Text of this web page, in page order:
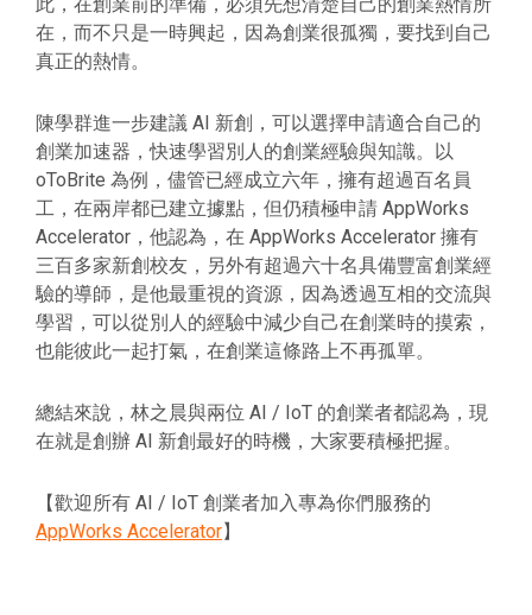
在，而不只是一時興起，因為創業很孤獨，要找到自己
真正的熱情。
陳學群進一步建議 AI 新創，可以選擇申請適合自己的
創業加速器，快速學習別人的創業經驗與知識。以
oToBrite 為例，儘管已經成立六年，擁有超過百名員
工，在兩岸都已建立據點，但仍積極申請 AppWorks
Accelerator，他認為，在 AppWorks Accelerator 擁有
三百多家新創校友，另外有超過六十名具備豐富創業經
驗的導師，是他最重視的資源，因為透過互相的交流與
學習，可以從別人的經驗中減少自己在創業時的摸索，
也能彼此一起打氣，在創業這條路上不再孤單。
總結來說，林之晨與兩位 AI / IoT 的創業者都認為，現
在就是創辦 AI 新創最好的時機，大家要積極把握。
【歡迎所有 AI / IoT 創業者加入專為你們服務的
AppWorks Accelerator】